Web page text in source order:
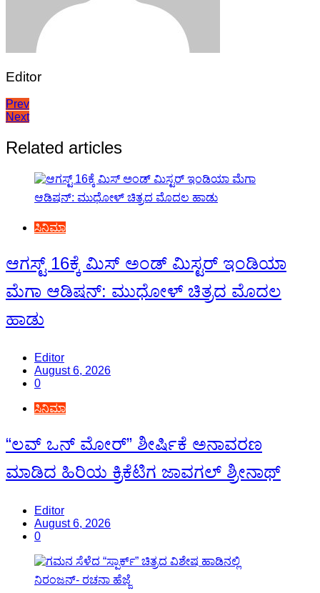
Editor
Post
navigation
Prev
Next
Related articles
ಸಿನಿಮಾ
ಆಗಸ್ಟ್ 16ಕ್ಕೆ ಮಿಸ್ ಅಂಡ್ ಮಿಸ್ಟರ್ ಇಂಡಿಯಾ
ಮೆಗಾ ಆಡಿಷನ್: ಮುಧೋಳ್ ಚಿತ್ರದ ಮೊದಲ
ಹಾಡು
Editor
August 6, 2026
0
ಸಿನಿಮಾ
“ಲವ್ ಒನ್ ಮೋರ್” ಶೀರ್ಷಿಕೆ ಅನಾವರಣ
ಮಾಡಿದ ಹಿರಿಯ ಕ್ರಿಕೆಟಿಗ ಜಾವಗಲ್ ಶ್ರೀನಾಥ್
Editor
August 6, 2026
0